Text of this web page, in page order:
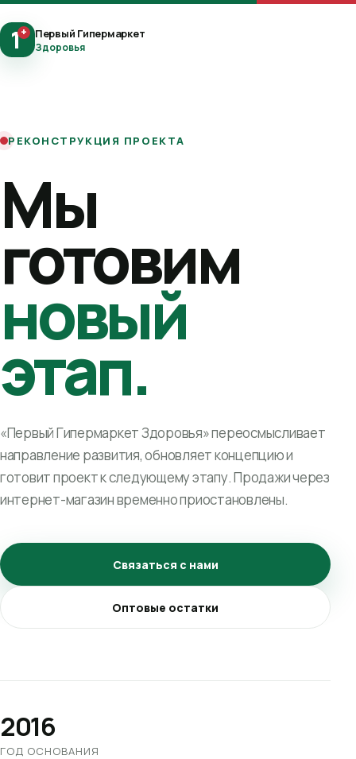
1+ Первый Гипермаркет
Здоровья
РЕКОНСТРУКЦИЯ ПРОЕКТА
Мы
готовим
новый
этап.
«Первый Гипермаркет Здоровья» переосмысливает
направление развития, обновляет концепцию и
готовит проект к следующему этапу. Продажи через
интернет-магазин временно приостановлены.
Связаться с нами
Оптовые остатки
2016
ГОД ОСНОВАНИЯ